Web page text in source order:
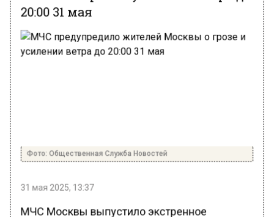
20:00 31 мая
Фото: Общественная Служба Новостей
31 мая 2025, 13:37
МЧС Москвы выпустило экстренное